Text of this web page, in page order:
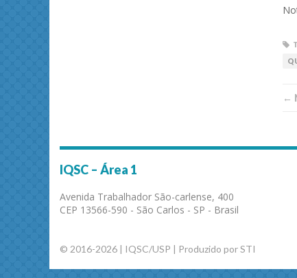
←
IQSC – Área 1
Avenida Trabalhador São-carlense, 400
CEP 13566-590 - São Carlos - SP - Brasil
© 2016-2026 | IQSC/USP | Produzido por STI